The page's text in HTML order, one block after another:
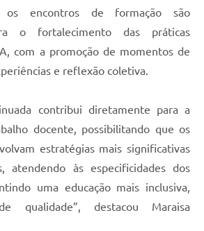
os encontros de formação são
o fortalecimento das práticas
com a promoção de momentos de
e reflexão coletiva.
contribui diretamente para a
docente, possibilitando que os
estratégias mais significativas
atendendo às especificidades dos
uma educação mais inclusiva,
qualidade”, destacou Maraisa